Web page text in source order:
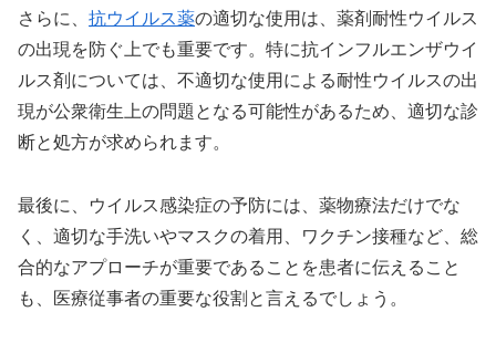
さらに、 抗ウイルス薬の適切な使用は、薬剤耐性ウイルス
の出現を防ぐ上でも重要です。特に抗インフルエンザウイ
ルス剤については、不適切な使用による耐性ウイルスの出
現が公衆衛生上の問題となる可能性があるため、適切な診
断と処方が求められます。
最後に、ウイルス感染症の予防には、薬物療法だけでな
く、適切な手洗いやマスクの着用、ワクチン接種など、総
合的なアプローチが重要であることを患者に伝えること
も、医療従事者の重要な役割と言えるでしょう。